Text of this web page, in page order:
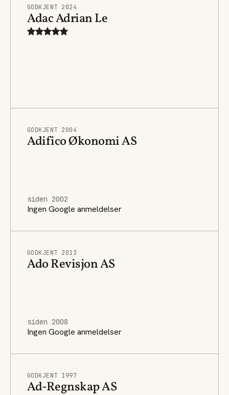
GODKJENT 2024
Adac Adrian Le
GODKJENT 2004
Adifico Økonomi AS
siden 2002
Ingen Google anmeldelser
GODKJENT 2013
Ado Revisjon AS
siden 2008
Ingen Google anmeldelser
GODKJENT 1997
Ad-Regnskap AS